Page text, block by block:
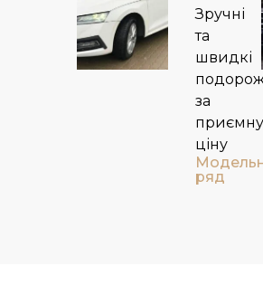
Зручні
та
швидкі
за
приємну
ціну
ряд